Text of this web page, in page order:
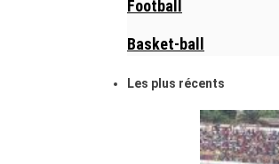
Football
Basket-ball
Les plus récents